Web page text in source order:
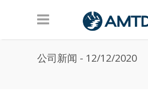
公司新闻 - 12/12/2020